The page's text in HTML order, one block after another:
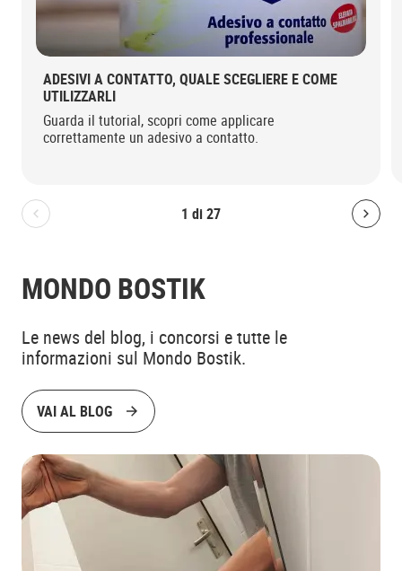
1 di27
Bolton.General.PreviousSlide
ADESIVI A CONTATTO, QUALE SCEGLIERE E COME
UTILIZZARLI
Guarda il tutorial, scopri come applicare
correttamente un adesivo a contatto.
MONDO BOSTIK
Le news del blog, i concorsi e tutte le
informazioni sul Mondo Bostik.
VAI AL BLOG